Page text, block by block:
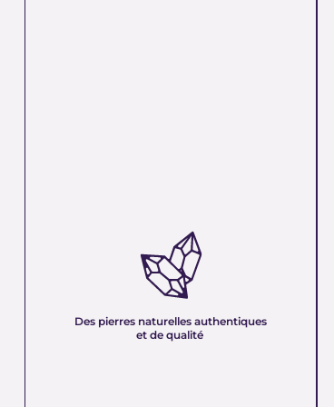
Des pierres naturelles authentiques
et de qualité
AUTHENTIQUES ET DE QUALITÉ :
Nous sélectionnons rigoureusement nos
minéraux pour vous offrir des pierres 100 %
pure. Chaque cristal est choisi pour sa beauté, sa
vibration et son authenticité afin de vous garantir